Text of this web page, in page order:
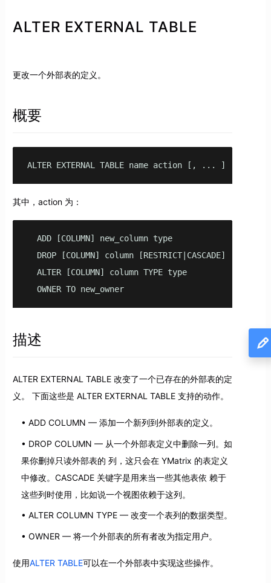
ALTER EXTERNAL TABLE
更改一个外部表的定义。
概要
ALTER EXTERNAL TABLE name action [, ... ]
其中，action 为：
  ADD [COLUMN] new_column type
  DROP [COLUMN] column [RESTRICT|CASCADE]
  ALTER [COLUMN] column TYPE type
  OWNER TO new_owner
描述
ALTER EXTERNAL TABLE 改变了一个已存在的外部表的定
义。 下面这些是 ALTER EXTERNAL TABLE 支持的动作。
ADD COLUMN — 添加一个新列到外部表的定义。
DROP COLUMN — 从一个外部表定义中删除一列。如
果你删掉只读外部表的 列，这只会在 YMatrix 的表定义
中修改。CASCADE 关键字是用来当一些其他表依 赖于
这些列时使用，比如说一个视图依赖于这列。
ALTER COLUMN TYPE — 改变一个表列的数据类型。
OWNER — 将一个外部表的所有者改为指定用户。
使用ALTER TABLE可以在一个外部表中实现这些操作。